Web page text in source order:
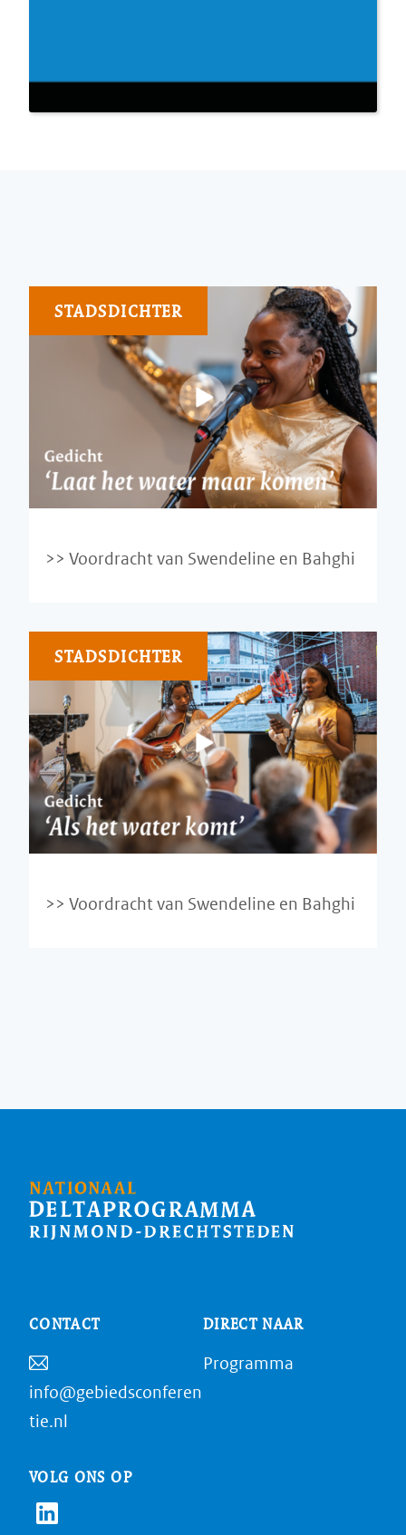
STADSDICHTER
Voordracht van Swendeline en Bahghi
STADSDICHTER
Voordracht van Swendeline en Bahghi
CONTACT
info@gebiedsconferen
tie.nl
VOLG ONS OP
DIRECT NAAR
Programma